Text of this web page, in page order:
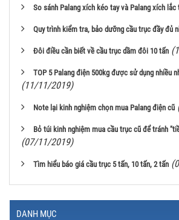
So sánh Palang xích kéo tay và Palang xích lắc
Quy trình kiểm tra, bảo dưỡng cầu trục đầy đủ
Đôi điều cần biết về cầu trục dầm đôi 10 tấn
TOP 5 Palang điện 500kg được sử dụng nhiều
(11/11/2019)
Note lại kinh nghiệm chọn mua Palang điện cũ
Bỏ túi kinh nghiệm mua cầu trục cũ để tránh
(07/11/2019)
Tìm hiểu báo giá cầu trục 5 tấn, 10 tấn, 2 tấn
DANH MỤC